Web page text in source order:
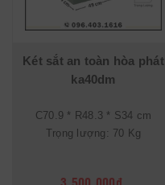
Két sắt an toàn hòa phát
ka40dm
C70.9 * R48.3 * S34 cm
Trọng lượng: 70 Kg